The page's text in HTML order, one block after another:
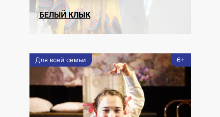
БЕЛЫЙ КЛЫК
Для всей семьи 6+